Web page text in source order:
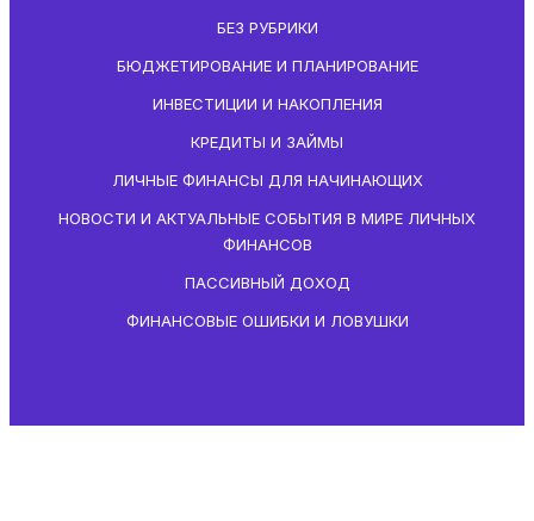
БЕЗ РУБРИКИ
БЮДЖЕТИРОВАНИЕ И ПЛАНИРОВАНИЕ
ИНВЕСТИЦИИ И НАКОПЛЕНИЯ
КРЕДИТЫ И ЗАЙМЫ
ЛИЧНЫЕ ФИНАНСЫ ДЛЯ НАЧИНАЮЩИХ
НОВОСТИ И АКТУАЛЬНЫЕ СОБЫТИЯ В МИРЕ ЛИЧНЫХ
ФИНАНСОВ
ПАССИВНЫЙ ДОХОД
ФИНАНСОВЫЕ ОШИБКИ И ЛОВУШКИ